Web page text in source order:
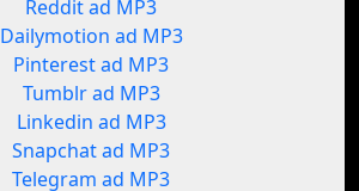
Reddit ad MP3
Dailymotion ad MP3
Pinterest ad MP3
Tumblr ad MP3
Linkedin ad MP3
Snapchat ad MP3
Telegram ad MP3